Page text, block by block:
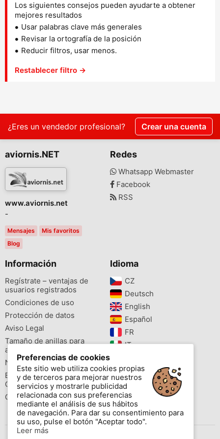
Los siguientes consejos pueden ayudarte a obtener
mejores resultados
Usar palabras clave más generales
Revisar la ortografía de la posición
Reducir filtros, usar menos.
Restablecer filtro →
¿Eres un vendedor profesional? Crear una cuenta
aviornis.NET
www.aviornis.net
-
Mensajes
Mis favoritos
Blog
Redes
Whatsapp Webmaster
Facebook
RSS
Información
Regístrate – ventajas de
usuarios registrados
Condiciones de uso
Protección de datos
Aviso Legal
Tamaño de anillas para
aves
Newsletter
Buscador de especies
Cites
Colores de las anillas
Idioma
CZ‎
Deutsch‎
English‎
Español‎
FR‎
IT‎
PL‎
PT‎
Preferencias de cookies
Este sitio web utiliza cookies propias
y de terceros para mejorar nuestros
servicios y mostrarle publicidad
relacionada con sus preferencias
mediante el análisis de sus hábitos
de navegación. Para dar su consentimiento para
su uso, pulse el botón "Aceptar todo".
Leer más